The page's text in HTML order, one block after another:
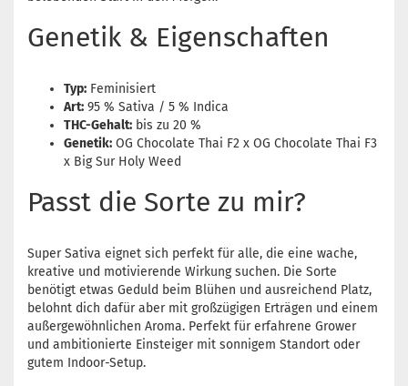
Genetik & Eigenschaften
Typ: Feminisiert
Art: 95 % Sativa / 5 % Indica
THC-Gehalt: bis zu 20 %
Genetik: OG Chocolate Thai F2 x OG Chocolate Thai F3
x Big Sur Holy Weed
Passt die Sorte zu mir?
Super Sativa eignet sich perfekt für alle, die eine wache,
kreative und motivierende Wirkung suchen. Die Sorte
benötigt etwas Geduld beim Blühen und ausreichend Platz,
belohnt dich dafür aber mit großzügigen Erträgen und einem
außergewöhnlichen Aroma. Perfekt für erfahrene Grower
und ambitionierte Einsteiger mit sonnigem Standort oder
gutem Indoor-Setup.